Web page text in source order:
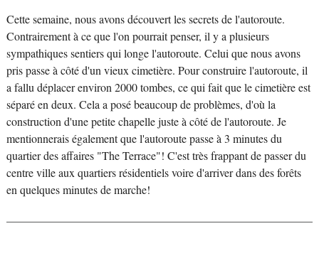
Cette semaine, nous avons découvert les secrets de l'autoroute.
Contrairement à ce que l'on pourrait penser, il y a plusieurs
sympathiques sentiers qui longe l'autoroute. Celui que nous avons
pris passe à côté d'un vieux cimetière. Pour construire l'autoroute, il
a fallu déplacer environ 2000 tombes, ce qui fait que le cimetière est
séparé en deux. Cela a posé beaucoup de problèmes, d'où la
construction d'une petite chapelle juste à côté de l'autoroute. Je
mentionnerais également que l'autoroute passe à 3 minutes du
quartier des affaires "The Terrace"! C'est très frappant de passer du
centre ville aux quartiers résidentiels voire d'arriver dans des forêts
en quelques minutes de marche!